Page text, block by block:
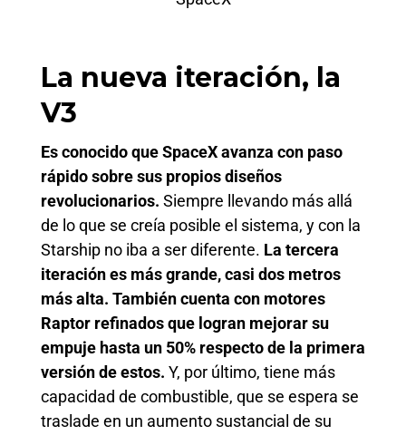
La nueva iteración, la
V3
Es conocido que SpaceX avanza con paso
rápido sobre sus propios diseños
revolucionarios. Siempre llevando más allá
de lo que se creía posible el sistema, y con la
Starship no iba a ser diferente. La tercera
iteración es más grande, casi dos metros
más alta. También cuenta con motores
Raptor refinados que logran mejorar su
empuje hasta un 50% respecto de la primera
versión de estos. Y, por último, tiene más
capacidad de combustible, que se espera se
traslade en un aumento sustancial de su